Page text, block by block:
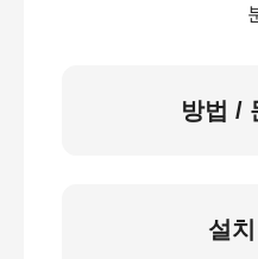
방법 /
설